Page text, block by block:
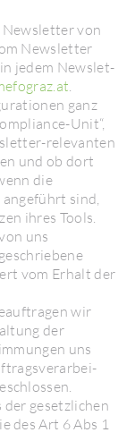
News­letter von
News­letter
in jedem News­let­
ganz
Unit“,
rele­vanten
und ob dort
die
sind,
ihres Tools.
uns
vom Erhalt der
wir
der
uns
gesetz­li­chen
des Art 6 Abs 1